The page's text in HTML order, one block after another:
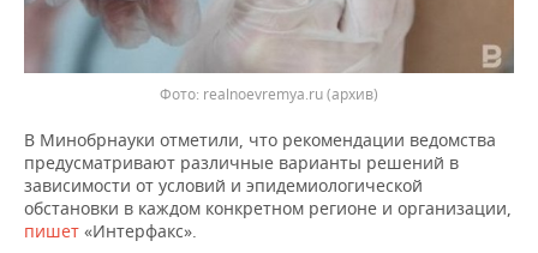
Фото: realnoevremya.ru (архив)
В Минобрнауки отметили, что рекомендации ведомства
предусматривают различные варианты решений в
зависимости от условий и эпидемиологической
обстановки в каждом конкретном регионе и организации,
пишет «Интерфакс».